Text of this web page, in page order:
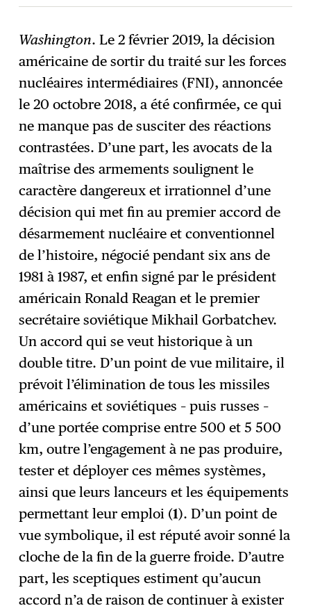
→ S'abonner
Washington. Le 2 février 2019, la décision
américaine de sortir du traité sur les forces
nucléaires intermédiaires (FNI), annoncée
le 20 octobre 2018, a été confirmée, ce qui
ne manque pas de susciter des réactions
contrastées. D’une part, les avocats de la
maîtrise des armements soulignent le
caractère dangereux et irrationnel d’une
décision qui met fin au premier accord de
désarmement nucléaire et conventionnel
de l’histoire, négocié pendant six ans de
1981 à 1987, et enfin signé par le président
américain Ronald Reagan et le premier
secrétaire soviétique Mikhail Gorbatchev.
Un accord qui se veut historique à un
double titre. D’un point de vue militaire, il
prévoit l’élimination de tous les missiles
américains et soviétiques – puis russes –
d’une portée comprise entre 500 et 5 500
km, outre l’engagement à ne pas produire,
tester et déployer ces mêmes systèmes,
ainsi que leurs lanceurs et les équipements
permettant leur emploi (1). D’un point de
vue symbolique, il est réputé avoir sonné la
cloche de la fin de la guerre froide. D’autre
part, les sceptiques estiment qu’aucun
accord n’a de raison de continuer à exister